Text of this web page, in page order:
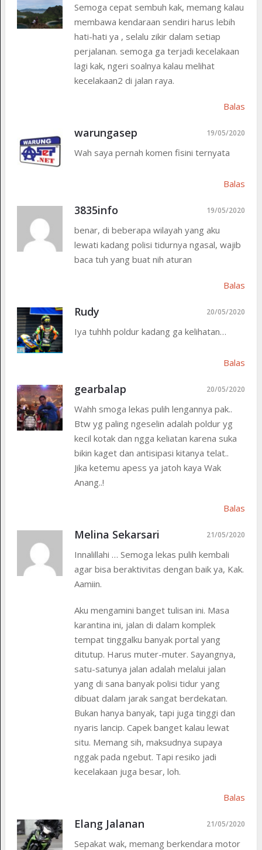
Semoga cepat sembuh kak, memang kalau
membawa kendaraan sendiri harus lebih
hati-hati ya , selalu zikir dalam setiap
perjalanan. semoga ga terjadi kecelakaan
lagi kak, ngeri soalnya kalau melihat
kecelakaan2 di jalan raya.
Balas
warungasep 19/05/2020
Wah saya pernah komen fisini ternyata
Balas
3835info 19/05/2020
benar, di beberapa wilayah yang aku
lewati kadang polisi tidurnya ngasal, wajib
baca tuh yang buat nih aturan
Balas
Rudy 20/05/2020
Iya tuhhh poldur kadang ga kelihatan…
Balas
gearbalap 20/05/2020
Wahh smoga lekas pulih lengannya pak..
Btw yg paling ngeselin adalah poldur yg
kecil kotak dan ngga keliatan karena suka
bikin kaget dan antisipasi kitanya telat..
Jika ketemu apess ya jatoh kaya Wak
Anang..!
Balas
Melina Sekarsari 21/05/2020
Innalillahi … Semoga lekas pulih kembali
agar bisa beraktivitas dengan baik ya, Kak.
Aamiin.
Aku mengamini banget tulisan ini. Masa
karantina ini, jalan di dalam komplek
tempat tinggalku banyak portal yang
ditutup. Harus muter-muter. Sayangnya,
satu-satunya jalan adalah melalui jalan
yang di sana banyak polisi tidur yang
dibuat dalam jarak sangat berdekatan.
Bukan hanya banyak, tapi juga tinggi dan
nyaris lancip. Capek banget kalau lewat
situ. Memang sih, maksudnya supaya
nggak pada ngebut. Tapi resiko jadi
kecelakaan juga besar, loh.
Balas
Elang Jalanan 21/05/2020
Sepakat wak, memang berkendara motor